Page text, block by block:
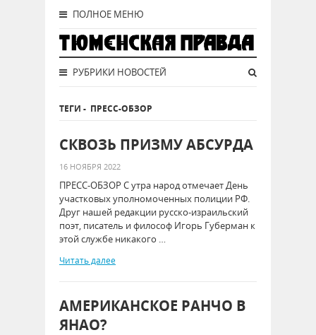
ПОЛНОЕ МЕНЮ
РУБРИКИ НОВОСТЕЙ
ТЕГИ - ПРЕСС-ОБЗОР
СКВОЗЬ ПРИЗМУ АБСУРДА
16 НОЯБРЯ 2022
ПРЕСС-ОБЗОР С утра народ отмечает День
участковых уполномоченных полиции РФ.
Друг нашей редакции русско-израильский
поэт, писатель и философ Игорь Губерман к
этой службе никакого …
Читать далее
АМЕРИКАНСКОЕ РАНЧО В
ЯНАО?